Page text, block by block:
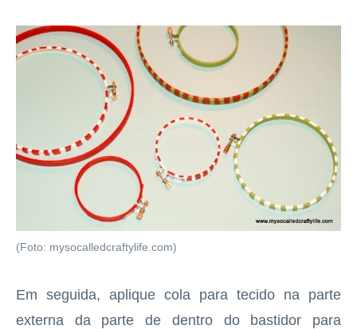
(Foto: mysocalledcraftylife.com)
Em seguida, aplique cola para tecido na parte
externa da parte de dentro do bastidor para